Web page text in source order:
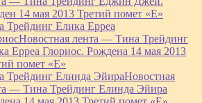
14 мая 2013 Третий помет «Е»
Трейдинг Елика Ерреа
Новостная лента — Тина Трейдинг
Ерреа Глориос. Рождена 14 мая 2013
помет «Е»
Трейдинг Елинда ЭйираНовостная
— Тина Трейдинг Елинда Эйира